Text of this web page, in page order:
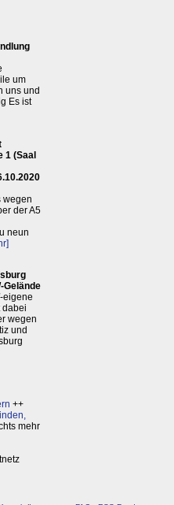
um
uns und
Es ist
1 (Saal
wegen
der A5
neun
Gelände
eigene
dabei
wegen
und
++
mehr